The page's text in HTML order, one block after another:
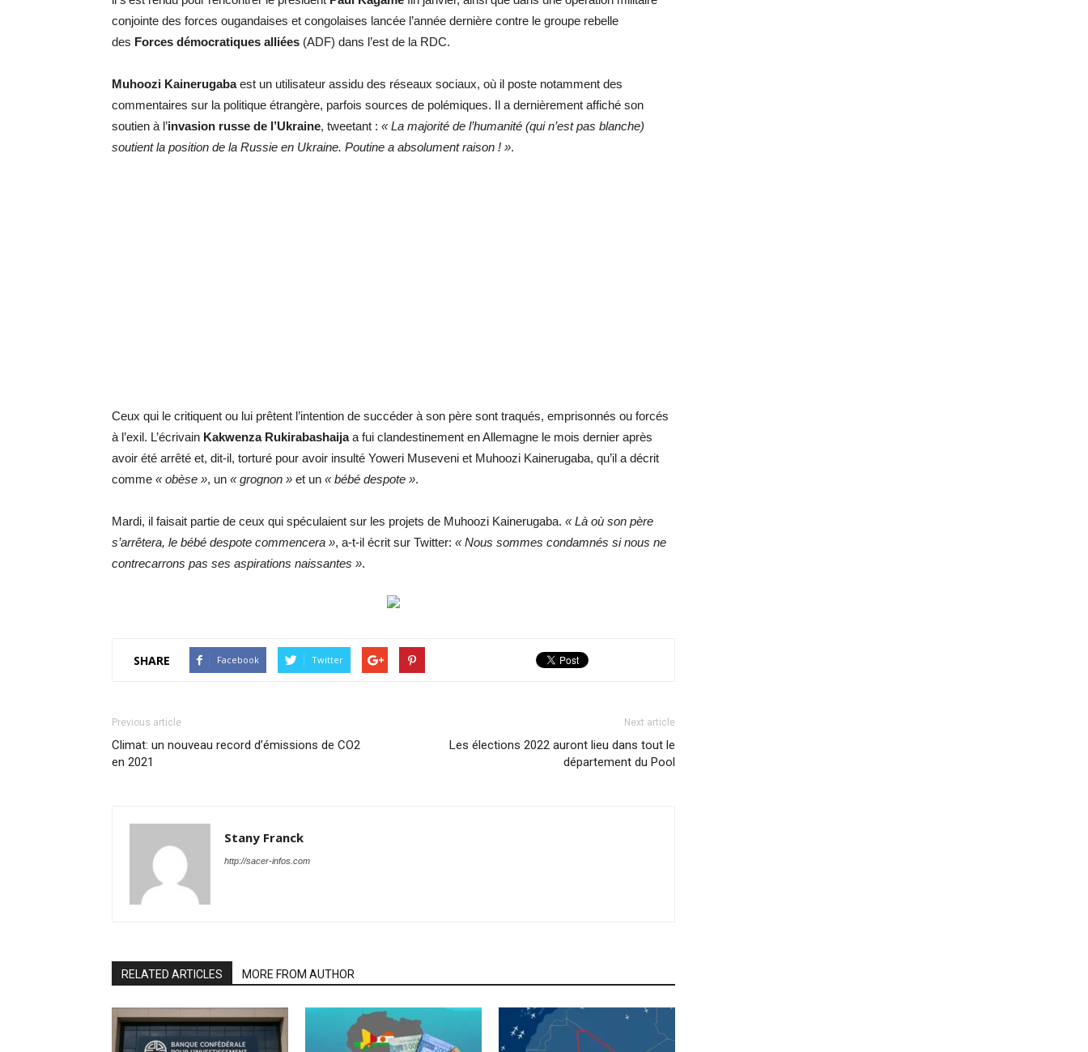
conjointe des forces ougandaises et congolaises lancée l’année dernière contre le groupe rebelle
des Forces démocratiques alliées (ADF) dans l’est de la RDC.
Muhoozi Kainerugabaest un utilisateur assidu des réseaux sociaux, où il poste notamment des
commentaires sur la politique étrangère, parfois sources de polémiques. Il a dernièrement affiché son
soutien à l’invasion russe de l’Ukraine, tweetant : « La majorité de l’humanité (qui n’est pas blanche)
soutient la position de la Russie en Ukraine. Poutine a absolument raison ! ».
Ceux qui le critiquent ou lui prêtent l’intention de succéder à son père sont traqués, emprisonnés ou forcés
à l’exil. L’écrivain Kakwenza Rukirabashaijaa fui clandestinement en Allemagne le mois dernier après
avoir été arrêté et, dit-il, torturé pour avoir insulté Yoweri Museveni et Muhoozi Kainerugaba, qu’il a décrit
comme « obèse », un « grognon » et un « bébé despote ».
Mardi, il faisait partie de ceux qui spéculaient sur les projets de Muhoozi Kainerugaba. « Là où son père
s’arrêtera, le bébé despote commencera », a-t-il écrit sur Twitter: « Nous sommes condamnés si nous ne
contrecarrons pas ses aspirations naissantes ».
SHARE Facebook Twitter
Previous article
Climat: un nouveau record d’émissions de CO2
en 2021
Next article
Les élections 2022 auront lieu dans tout le
département du Pool
Stany Franck
http://sacer-infos.com
RELATED ARTICLES MORE FROM AUTHOR